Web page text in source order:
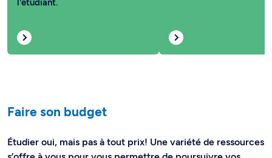
l'étudiant.
Faire son budget
Étudier oui, mais pas à tout prix! Une variété de ressources